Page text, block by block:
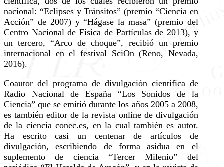
nacional: “Eclipses y Tránsitos” (premio “Ciencia en
Acción” de 2007) y “Hágase la masa” (premio del
Centro Nacional de Física de Partículas de 2013), y
un tercero, “Arco de choque”, recibió un premio
internacional en el festival SciOn (Reno, Nevada,
2016).
Coautor del programa de divulgación científica de
Radio Nacional de España “Los Sonidos de la
Ciencia” que se emitió durante los años 2005 a 2008,
es también editor de la revista online de divulgación
de la ciencia conec.es, en la cual también es autor.
Ha escrito casi un centenar de artículos de
divulgación, escribiendo de forma asidua en el
suplemento de ciencia “Tercer Milenio” del